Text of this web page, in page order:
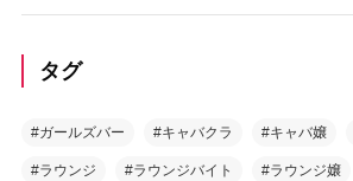
タグ
#ガールズバー #キャバクラ #キャバ嬢
#ラウンジ #ラウンジバイト #ラウンジ嬢